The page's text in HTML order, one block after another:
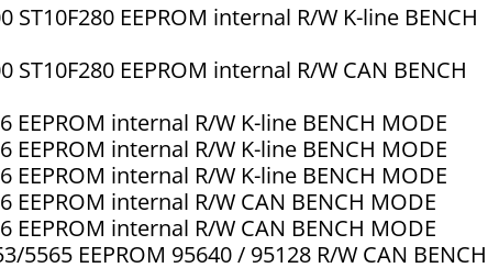
EEPROM internal R/W K-line BENCH
EEPROM internal R/W CAN BENCH
EEPROM internal R/W K-line BENCH MODE
EEPROM internal R/W K-line BENCH MODE
EEPROM internal R/W K-line BENCH MODE
EEPROM internal R/W CAN BENCH MODE
EEPROM internal R/W CAN BENCH MODE
5565 EEPROM 95640 / 95128 R/W CAN BENCH